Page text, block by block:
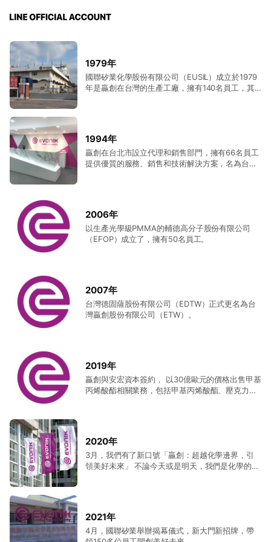
1979年
國聯矽業化學股份有限公司（EUSIL）成立於1979
年是贏創在台灣的生產工廠，擁有140名員工，其
1994年
贏創在台北市設立代理和銷售部門，擁有66名員工
提供優質的服務、銷售和技術解決方案，名為台灣
2006年
以生產光學級PMMA的輔德高分子股份有限公司
（EFOP）成立了，擁有50名員工。
2007年
台灣德固薩股份有限公司（EDTW）正式更名為台
灣贏創股份有限公司（ETW）。
2019年
贏創與安宏資本簽約， 以30億歐元的價格出售甲基
丙烯酸酯相關業務，包括甲基丙烯酸酯、壓克力製
2020年
3月，我們有了新口號「贏創：超越化學邊界，引
領美好未來」 不論今天或是明天，我們是化學的未
2021年
4月，國聯矽業舉辦揭幕儀式，新大門新招牌，帶